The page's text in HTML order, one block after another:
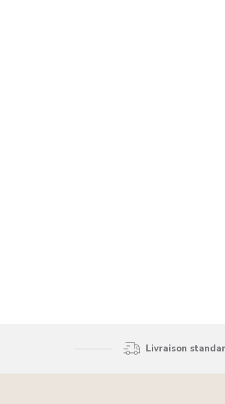
Livraison